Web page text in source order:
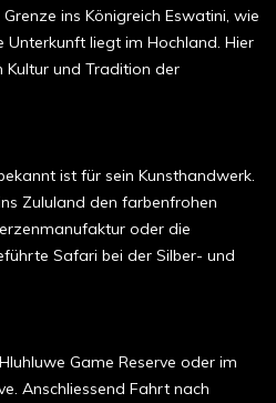
ins Königreich Eswatini, wie
Un­terkunft liegt im Hochland. Hier
Kultur und Tradition der
ist für sein Kunsthandwerk.
Zululand den farben­frohen
oder die
Safari bei der Silber- und
Game Reserve oder im
Anschliessend Fahrt nach